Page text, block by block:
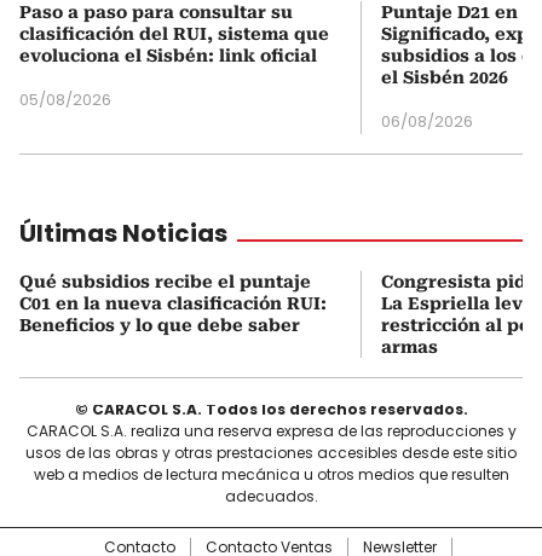
Paso a paso para consultar su
clasificación del RUI, sistema que
evoluciona el Sisbén: link oficial
05/08/2026
Puntaje D21 en
Significado,
subsidios a los
el Sisbén 2026
06/08/2026
Últimas Noticias
Qué subsidios recibe el puntaje
C01 en la nueva clasificación RUI:
Beneficios y lo que debe saber
Congresista pide
La Espriella
restricción al
armas
© CARACOL S.A. Todos los derechos reservados.
CARACOL S.A. realiza una reserva expresa de las reproducciones y
usos de las obras y otras prestaciones accesibles desde este sitio
web a medios de lectura mecánica u otros medios que resulten
adecuados.
Contacto Contacto Ventas Newsletter